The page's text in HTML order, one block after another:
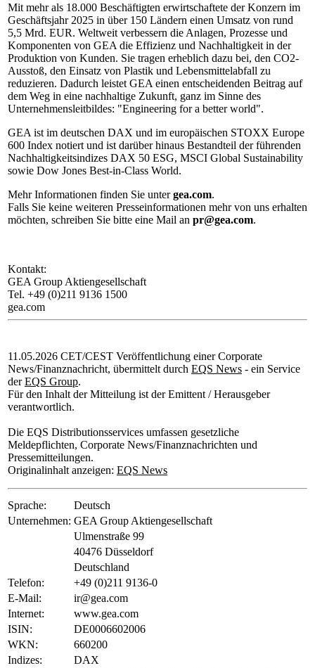
Mit mehr als 18.000 Beschäftigten erwirtschaftete der Konzern im
Geschäftsjahr 2025 in über 150 Ländern einen Umsatz von rund
5,5 Mrd. EUR. Weltweit verbessern die Anlagen, Prozesse und
Komponenten von GEA die Effizienz und Nachhaltigkeit in der
Produktion von Kunden. Sie tragen erheblich dazu bei, den CO2-
Ausstoß, den Einsatz von Plastik und Lebensmittelabfall zu
reduzieren. Dadurch leistet GEA einen entscheidenden Beitrag auf
dem Weg in eine nachhaltige Zukunft, ganz im Sinne des
Unternehmensleitbildes: "Engineering for a better world".
GEA ist im deutschen DAX und im europäischen STOXX Europe
600 Index notiert und ist darüber hinaus Bestandteil der führenden
Nachhaltigkeitsindizes DAX 50 ESG, MSCI Global Sustainability
sowie Dow Jones Best-in-Class World.
Mehr Informationen finden Sie untergea.com.
Falls Sie keine weiteren Presseinformationen mehr von uns erhalten
möchten, schreiben Sie bitte eine Mail an pr@gea.com.
Kontakt:
GEA Group Aktiengesellschaft
Tel. +49 (0)211 9136 1500
gea.com
11.05.2026 CET/CEST Veröffentlichung einer Corporate
News/Finanznachricht, übermittelt durch EQS News - ein Service
derEQS Group.
Für den Inhalt der Mitteilung ist der Emittent / Herausgeber
verantwortlich.
Die EQS Distributionsservices umfassen gesetzliche
Meldepflichten, Corporate News/Finanznachrichten und
Pressemitteilungen.
Originalinhalt anzeigen: EQS News
Sprache:
Deutsch
Unternehmen: GEA Group Aktiengesellschaft
Ulmenstraße 99
40476 Düsseldorf
Deutschland
Telefon:
+49 (0)211 9136-0
E-Mail:
ir@gea.com
Internet:
www.gea.com
ISIN:
DE0006602006
WKN:
660200
Indizes:
DAX